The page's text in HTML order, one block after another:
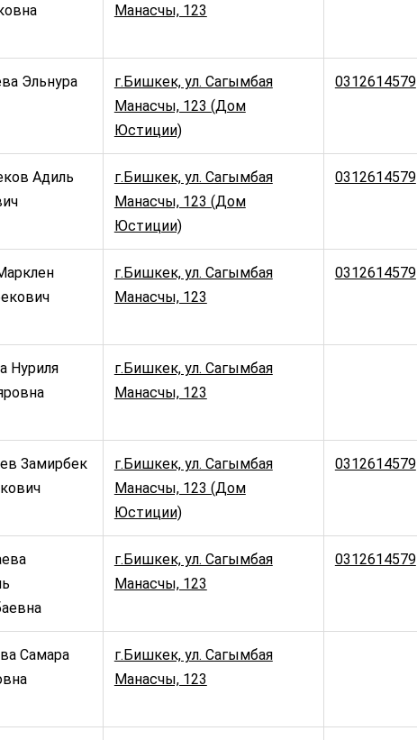
Манасчы, 123
Эльнура
г.Бишкек, ул. Сагымбая
Манасчы, 123 (Дом
Юстиции)
0312614579
Адиль
г.Бишкек, ул. Сагымбая
Манасчы, 123 (Дом
Юстиции)
0312614579
г.Бишкек, ул. Сагымбая
Манасчы, 123
0312614579
Нуриля
г.Бишкек, ул. Сагымбая
Манасчы, 123
Замирбек
г.Бишкек, ул. Сагымбая
Манасчы, 123 (Дом
Юстиции)
0312614579
г.Бишкек, ул. Сагымбая
Манасчы, 123
0312614579
Самара
г.Бишкек, ул. Сагымбая
Манасчы, 123